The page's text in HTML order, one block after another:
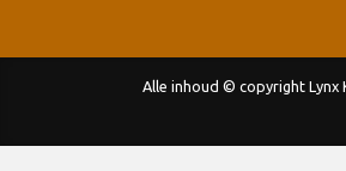
Alle inhoud © copyright Lynx